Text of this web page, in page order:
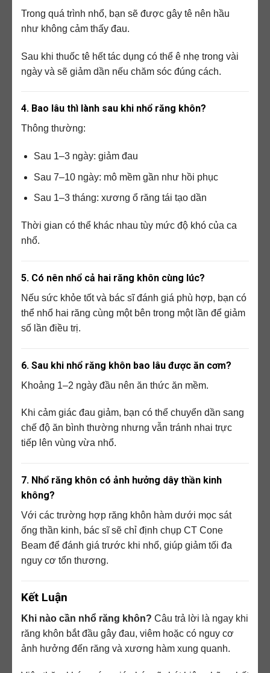
Trong quá trình nhổ, bạn sẽ được gây tê nên hầu
như không cảm thấy đau.
Sau khi thuốc tê hết tác dụng có thể ê nhẹ trong vài
ngày và sẽ giảm dần nếu chăm sóc đúng cách.
4. Bao lâu thì lành sau khi nhổ răng khôn?
Thông thường:
Sau 1–3 ngày: giảm đau
Sau 7–10 ngày: mô mềm gần như hồi phục
Sau 1–3 tháng: xương ổ răng tái tạo dần
Thời gian có thể khác nhau tùy mức độ khó của ca
nhổ.
5. Có nên nhổ cả hai răng khôn cùng lúc?
Nếu sức khỏe tốt và bác sĩ đánh giá phù hợp, bạn có
thể nhổ hai răng cùng một bên trong một lần để giảm
số lần điều trị.
6. Sau khi nhổ răng khôn bao lâu được ăn cơm?
Khoảng 1–2 ngày đầu nên ăn thức ăn mềm.
Khi cảm giác đau giảm, bạn có thể chuyển dần sang
chế độ ăn bình thường nhưng vẫn tránh nhai trực
tiếp lên vùng vừa nhổ.
7. Nhổ răng khôn có ảnh hưởng dây thần kinh
không?
Với các trường hợp răng khôn hàm dưới mọc sát
ống thần kinh, bác sĩ sẽ chỉ định chụp CT Cone
Beam để đánh giá trước khi nhổ, giúp giảm tối đa
nguy cơ tổn thương.
Kết Luận
Khi nào cần nhổ răng khôn? Câu trả lời là ngay khi
răng khôn bắt đầu gây đau, viêm hoặc có nguy cơ
ảnh hưởng đến răng và xương hàm xung quanh.